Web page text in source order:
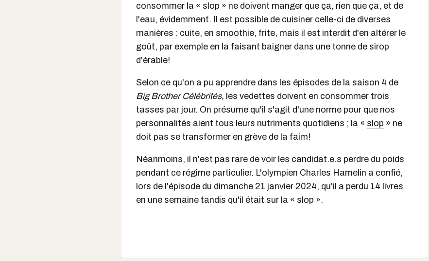
consommer la « slop » ne doivent manger que ça, rien que ça, et de
l'eau, évidemment. Il est possible de cuisiner celle-ci de diverses
manières : cuite, en smoothie, frite, mais il est interdit d'en altérer le
goût, par exemple en la faisant baigner dans une tonne de sirop
d'érable!
Selon ce qu'on a pu apprendre dans les épisodes de la saison 4 de
Big Brother Célébrités, les vedettes doivent en consommer trois
tasses par jour. On présume qu'il s'agit d'une norme pour que nos
personnalités aient tous leurs nutriments quotidiens ; la « slop » ne
doit pas se transformer en grève de la faim!
Néanmoins, il n'est pas rare de voir les candidat.e.s perdre du poids
pendant ce régime particulier. L'olympien Charles Hamelin a confié,
lors de l'épisode du dimanche 21 janvier 2024, qu'il a perdu 14 livres
en une semaine tandis qu'il était sur la « slop ».